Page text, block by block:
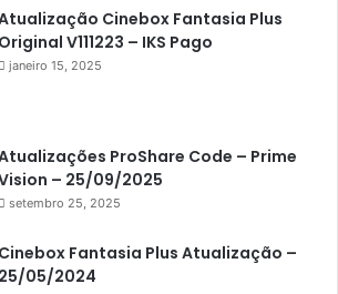
Extremo IPTV
F92 Plus
Gold
i7 IPTV
King
King GX PRO
King IPTV
Cinebox Fantasia Plus
Original V111223 – IKS Pago
janeiro 15, 2025
ProShare Code – Prime
– 25/09/2025
setembro 25, 2025
Cinebox Fantasia Plus Atualização –
25/05/2024